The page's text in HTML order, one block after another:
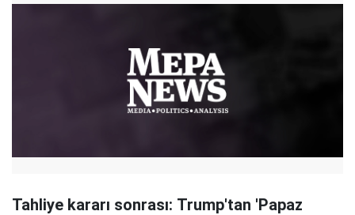
Tahliye kararı sonrası: Trump'tan 'Papaz